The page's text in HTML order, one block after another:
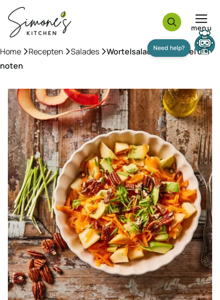
naar
inhoud
menu
Home »Recepten »Salades »Wortelsalade met appel en
noten